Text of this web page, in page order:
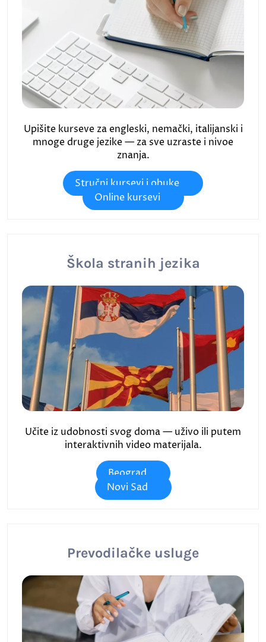
Upišite kurseve za engleski, nemački, italijanski i
mnoge druge jezike — za sve uzraste i nivoe
znanja.
Stručni kursevi i obuke
Online kursevi
Škola stranih jezika
Učite iz udobnosti svog doma — uživo ili putem
interaktivnih video materijala.
Beograd
Novi Sad
Prevodilačke usluge